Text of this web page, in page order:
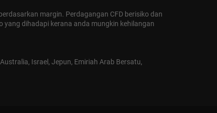
margin. Perdagangan CFD berisiko dan
dihadapi kerana anda mungkin kehilangan
Israel, Jepun, Emiriah Arab Bersatu,